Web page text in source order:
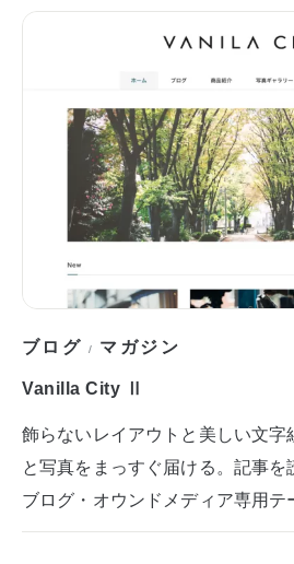
ブログ / マガジン
Vanilla City Ⅱ
飾らないレイアウトと美しい文
と写真をまっすぐ届ける。記事
ブログ・オウンドメディア専用テ